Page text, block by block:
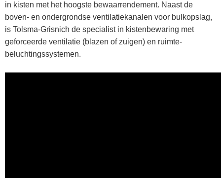
in kisten met het hoogste bewaarrendement. Naast de
boven- en ondergrondse ventilatiekanalen voor bulkopslag,
is Tolsma-Grisnich de specialist in kistenbewaring met
geforceerde ventilatie (blazen of zuigen) en ruimte-
beluchtingssystemen.